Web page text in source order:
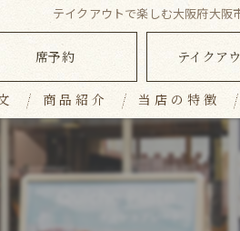
テイクアウトで楽しむ大阪府大阪
席予約 テイクア
商品紹介 当店の特徴
ランチ